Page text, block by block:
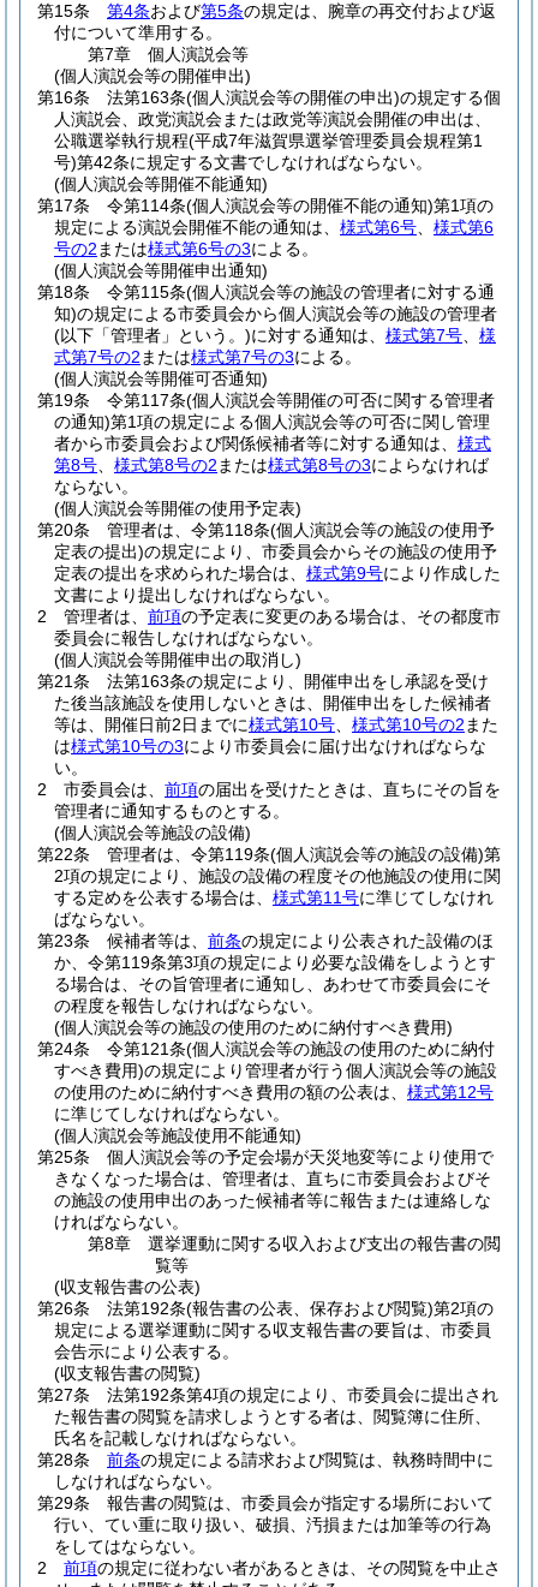
第15条
第4条および第5条の規定は、腕章の再交付および返
付について準用する。
第7章
個人演説会等
(個人演説会等の開催申出)
第16条
法第163条(個人演説会等の開催の申出)の規定する個
人演説会、政党演説会または政党等演説会開催の申出は、
公職選挙執行規程(平成7年滋賀県選挙管理委員会規程第1
号)第42条に規定する文書でしなければならない。
(個人演説会等開催不能通知)
第17条
令第114条(個人演説会等の開催不能の通知)第1項の
規定による演説会開催不能の通知は、 様式第6号
様式第6
号の2 または様式第6号の3による。
(個人演説会等開催申出通知)
第18条
令第115条(個人演説会等の施設の管理者に対する通
知)の規定による市委員会から個人演説会等の施設の管理者
(以下「管理者」という。)に対する通知は、 様式第7号
様
式第7号の2 または様式第7号の3による。
(個人演説会等開催可否通知)
第19条
令第117条(個人演説会等開催の可否に関する管理者
の通知)第1項の規定による個人演説会等の可否に関し管理
者から市委員会および関係候補者等に対する通知は、 様式
第8号
様式第8号の2 または様式第8号の3によらなければ
ならない。
(個人演説会等開催の使用予定表)
第20条
管理者は、令第118条(個人演説会等の施設の使用予
定表の提出)の規定により、市委員会からその施設の使用予
定表の提出を求められた場合は、 様式第9号により作成した
文書により提出しなければならない。
2
管理者は、 前項の予定表に変更のある場合は、その都度市
委員会に報告しなければならない。
(個人演説会等開催申出の取消し)
第21条
法第163条の規定により、開催申出をし承認を受け
た後当該施設を使用しないときは、開催申出をした候補者
等は、開催日前2日までに様式第10号 様式第10号の2 また
は様式第10号の3により市委員会に届け出なければならな
い。
2
市委員会は、 前項の届出を受けたときは、直ちにその旨を
管理者に通知するものとする。
(個人演説会等施設の設備)
第22条
管理者は、令第119条(個人演説会等の施設の設備)第
2項の規定により、施設の設備の程度その他施設の使用に関
する定めを公表する場合は、 様式第11号に準じてしなけれ
ばならない。
第23条
候補者等は、 前条の規定により公表された設備のほ
か、令第119条第3項の規定により必要な設備をしようとす
る場合は、その旨管理者に通知し、あわせて市委員会にそ
の程度を報告しなければならない。
(個人演説会等の施設の使用のために納付すべき費用)
第24条
令第121条(個人演説会等の施設の使用のために納付
すべき費用)の規定により管理者が行う個人演説会等の施設
の使用のために納付すべき費用の額の公表は、 様式第12号
に準じてしなければならない。
(個人演説会等施設使用不能通知)
第25条
個人演説会等の予定会場が天災地変等により使用で
きなくなった場合は、管理者は、直ちに市委員会およびそ
の施設の使用申出のあった候補者等に報告または連絡しな
ければならない。
第8章
選挙運動に関する収入および支出の報告書の閲
覧等
(収支報告書の公表)
第26条
法第192条(報告書の公表、保存および閲覧)第2項の
規定による選挙運動に関する収支報告書の要旨は、市委員
会告示により公表する。
(収支報告書の閲覧)
第27条
法第192条第4項の規定により、市委員会に提出され
た報告書の閲覧を請求しようとする者は、閲覧簿に住所、
氏名を記載しなければならない。
第28条
前条の規定による請求および閲覧は、執務時間中に
しなければならない。
第29条
報告書の閲覧は、市委員会が指定する場所において
行い、てい重に取り扱い、破損、汚損または加筆等の行為
をしてはならない。
2
前項の規定に従わない者があるときは、その閲覧を中止さ